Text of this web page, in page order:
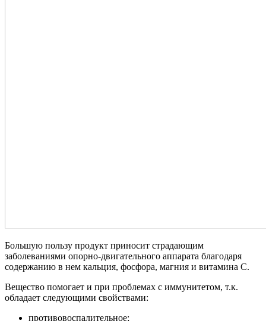
Большую пользу продукт приносит страдающим
заболеваниями опорно-двигательного аппарата благодаря
содержанию в нем кальция, фосфора, магния и витамина С.
Вещество помогает и при проблемах с иммунитетом, т.к.
обладает следующими свойствами:
противовоспалительное;